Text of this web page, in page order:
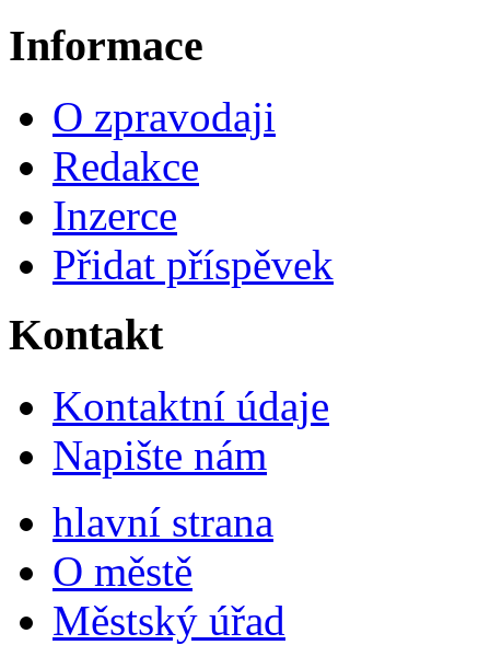
Informace
O zpravodaji
Redakce
Inzerce
Přidat příspěvek
Kontakt
Kontaktní údaje
Napište nám
hlavní strana
O městě
Městský úřad